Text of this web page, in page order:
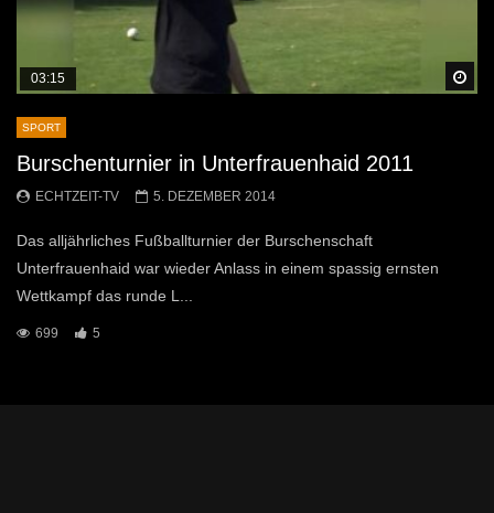
03:15
SPORT
Burschenturnier in Unterfrauenhaid 2011
ECHTZEIT-TV 5. DEZEMBER 2014
Das alljährliches Fußballturnier der Burschenschaft
Unterfrauenhaid war wieder Anlass in einem spassig ernsten
Wettkampf das runde L...
699 5